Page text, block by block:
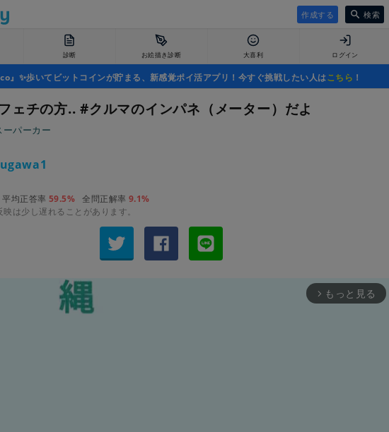
作成する 検索
診断 お絵描き診断 大喜利 ログイン
』✨歩いてビットコインが貯まる、新感覚ポイ活アプリ！今すぐ挑戦したい人はこちら ！
ェチの方.. #クルマのインパネ（メーター）だよ
ーパーカー
平均正答率 59.5% 全問正解率 9.1%
は少し遅れることがあります。
arrow_forward_ios もっと見る